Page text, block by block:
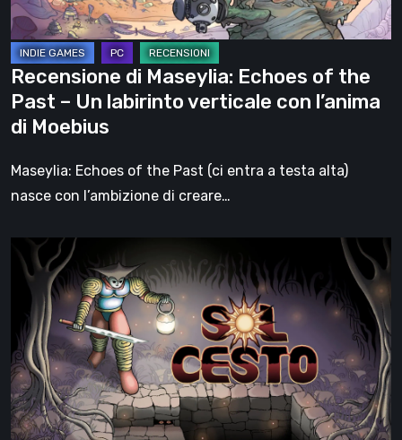
–
Un
labirinto
verticale
con
l’anima
di
Recensione di Maseylia: Echoes of the
Past – Un labirinto verticale con l’anima
di Moebius
Maseylia: Echoes of the Past (ci entra a testa alta)
nasce con l’ambizione di creare…
Cesto
Recensione:
la
1.0
del
roguelite